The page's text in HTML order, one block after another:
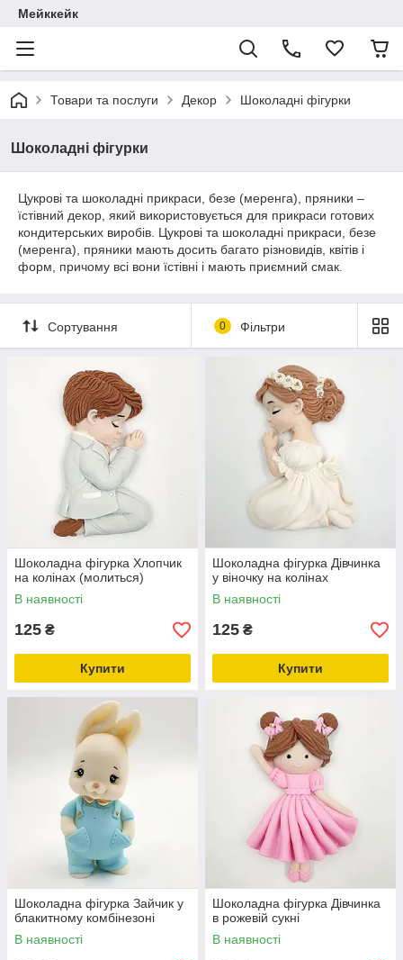
Мейккейк
Товари та послуги Декор Шоколадні фігурки
Шоколадні фігурки
Цукрові та шоколадні прикраси, безе (меренга), пряники –
їстівний декор, який використовується для прикраси готових
кондитерських виробів. Цукрові та шоколадні прикраси, безе
(меренга), пряники мають досить багато різновидів, квітів і
форм, причому всі вони їстівні і мають приємний смак.
Сортування 0 Фільтри
Шоколадна фігурка Хлопчик
на колінах (молиться)
В наявності
125 ₴
Купити
Шоколадна фігурка Дівчинка
у віночку на колінах
В наявності
125 ₴
Купити
Шоколадна фігурка Зайчик у
блакитному комбінезоні
В наявності
Шоколадна фігурка Дівчинка
в рожевій сукні
В наявності